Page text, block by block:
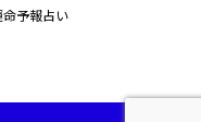
予報占い